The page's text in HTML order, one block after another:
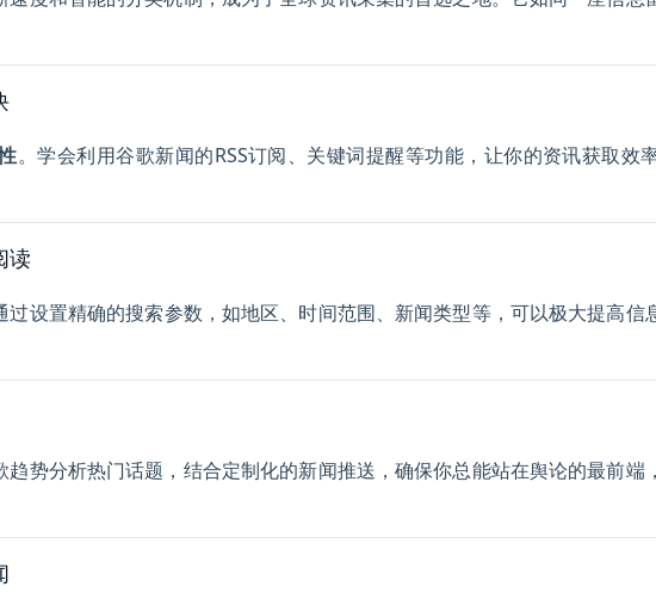
。学会利用谷歌新闻的RSS订阅、关键词提醒等功能，让你的资讯获取效率
读
过设置精确的搜索参数，如地区、时间范围、新闻类型等，可以极大提高信
势分析热门话题，结合定制化的新闻推送，确保你总能站在舆论的最前端